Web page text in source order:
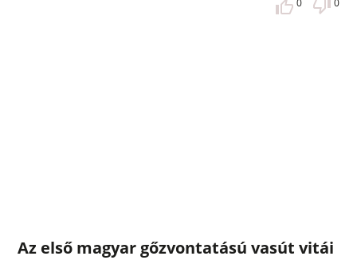
0 0
Az első magyar gőzvontatású vasút vitái